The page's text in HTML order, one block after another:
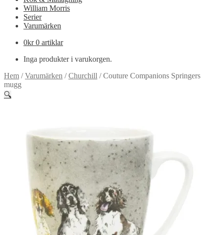
William Morris
Serier
Varumärken
0kr 0 artiklar
Inga produkter i varukorgen.
Hem /Varumärken /Churchill /Couture Companions Springers
mugg
🔍